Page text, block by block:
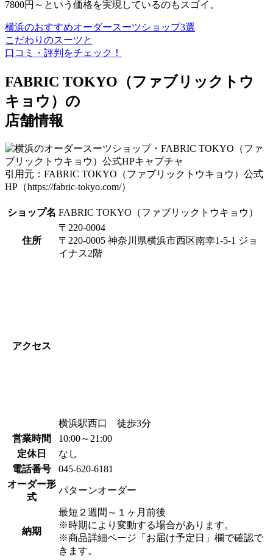
7800円～という価格を実現しているのもスゴイ。
横浜のおすすめオーダースーツショップ3選
こだわりのスーツと
口コミ・評判をチェック！
FABRIC TOKYO（ファブリックトウ
キョウ）の
店舗情報
引用元：FABRIC TOKYO（ファブリックトウキョウ）公式
HP（https://fabric-tokyo.com/）
ショップ名 FABRIC TOKYO（ファブリックトウキョウ）
住所
〒220-0004
〒220-0005 神奈川県横浜市西区南幸1-5-1 ジョ
イナス2階
アクセス
横浜駅西口 徒歩3分
営業時間
10:00～21:00
定休日
なし
電話番号
045-620-6181
オーダー形
式
パターンオーダー
納期
最短２週間～１ヶ月前後
※時期により変動する場合があります。
※商品詳細ページ「お届け予定日」欄で確認で
きます。